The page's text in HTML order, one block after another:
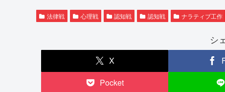
法律戦 心理戦 認知戦 認知戦 ナラティブ工作
シ
X
Pocket